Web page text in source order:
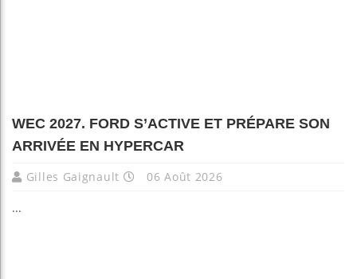
WEC 2027. FORD S’ACTIVE ET PRÉPARE SON
ARRIVÉE EN HYPERCAR
Gilles Gaignault 06 Août 2026
...